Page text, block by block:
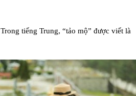
Trong tiếng Trung, “tảo mộ” được viết là